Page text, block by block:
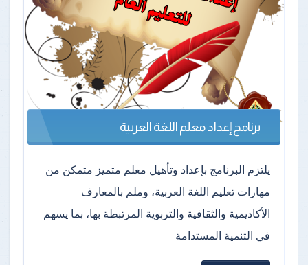
برنامج إعداد معلم اللغة العربية
يلتزم البرنامج بإعداد وتأهيل معلم متميز متمكن من
مهارات تعليم اللغة العربية، وملم بالمعارف
الأكاديمية والثقافية والتربوية المرتبطة بها، بما يسهم
في التنمية المستدامة